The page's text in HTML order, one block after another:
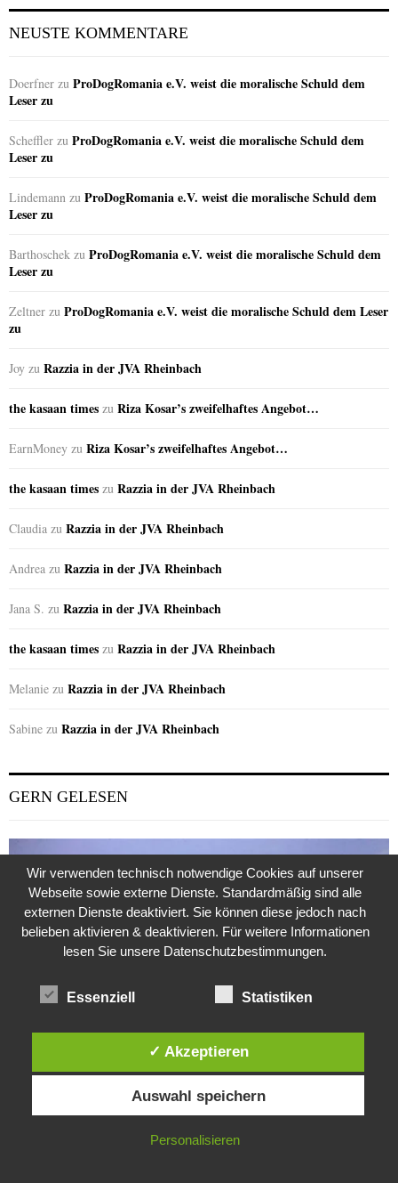
NEUSTE KOMMENTARE
Doerfner zu ProDogRomania e.V. weist die moralische Schuld dem
Leser zu
Scheffler zu ProDogRomania e.V. weist die moralische Schuld dem
Leser zu
Lindemann zu ProDogRomania e.V. weist die moralische Schuld dem
Leser zu
Barthoschek zu ProDogRomania e.V. weist die moralische Schuld dem
Leser zu
Zeltner zu ProDogRomania e.V. weist die moralische Schuld dem Leser
zu
Joy zu Razzia in der JVA Rheinbach
the kasaan times zu Riza Kosar’s zweifelhaftes Angebot…
EarnMoney zu Riza Kosar’s zweifelhaftes Angebot…
the kasaan times zu Razzia in der JVA Rheinbach
Claudia zu Razzia in der JVA Rheinbach
Andrea zu Razzia in der JVA Rheinbach
Jana S. zu Razzia in der JVA Rheinbach
the kasaan times zu Razzia in der JVA Rheinbach
Melanie zu Razzia in der JVA Rheinbach
Sabine zu Razzia in der JVA Rheinbach
GERN GELESEN
Weitere Suche nach der Identität der Isdal-Frau –
Diese Website verwendet Cookies. Durch die weitere Nutzung dieser
Website stimmst du der Verwendung von Cookies zu.
IN ORDNUNG
Wir verwenden technisch notwendige Cookies auf unserer
Webseite sowie externe Dienste. Standardmäßig sind alle
externen Dienste deaktiviert. Sie können diese jedoch nach
belieben aktivieren & deaktivieren. Für weitere Informationen
lesen Sie unsere Datenschutzbestimmungen.
Essenziell Statistiken
✓ Akzeptieren
Auswahl speichern
Personalisieren